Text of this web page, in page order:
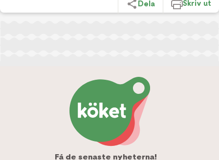
Dela Skriv ut
Få de senaste nyheterna!